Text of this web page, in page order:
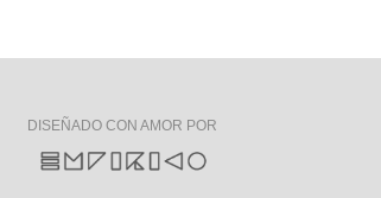
DISEÑADO CON AMOR POR